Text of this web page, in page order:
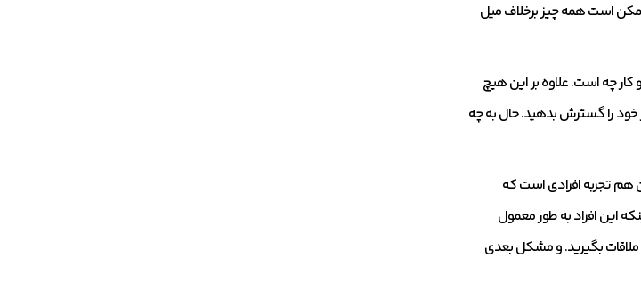
است همه چیز برخلاف میل
چه است. علاوه بر این هیچ
را گسترش بدهید. حال به چه
هم تجربه افرادی است که
این افراد به طور معمول
بگیرید. و مشکل بعدی